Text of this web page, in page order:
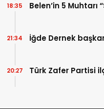
Belen’in 5 Muhtarı
18:35
İğde Dernek
21:34
Türk Zafer Partisi
20:27